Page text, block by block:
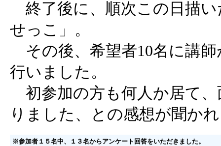
終了後に、順次この日描
せっこ」。
その後、希望者10名に講
行いました。
初参加の方も何人か居て
りました、との感想が聞か
※参加者１５名中、１３名からアンケート回答をいただきました。